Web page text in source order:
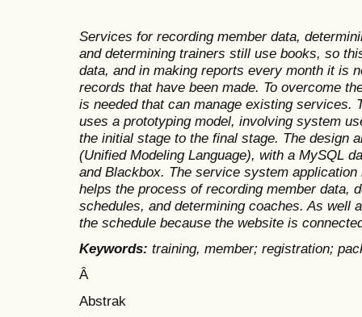
Services for recording member data,
and determining trainers still use books, so
data, and in making reports every month it is
records that have been made. To overcome
is needed that can manage existing services.
uses a prototyping model, involving system
the initial stage to the final stage. The design
(Unified Modeling Language), with a MySQL
and Blackbox. The service system
helps the process of recording member data,
schedules, and determining coaches. As well
the schedule because the website is
Keywords: training, member; registration;
Â
Abstrak